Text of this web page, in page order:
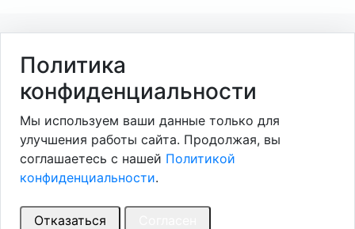
Политика
конфиденциальности
Мы используем ваши данные только для
улучшения работы сайта. Продолжая, вы
соглашаетесь с нашей Политикой
конфиденциальности.
Отказаться